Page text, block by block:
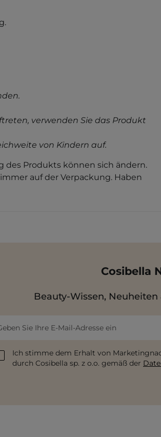
verwenden Sie das Produkt
von Kindern auf.
des Produkts können sich ändern.
auf der Verpackung. Haben
Cosibella
Beauty-Wissen,
Sie Ihre E-Mail-Adresse ein
Ich stimme dem Erhalt von
durch Cosibella sp. z o.o. gemäß der